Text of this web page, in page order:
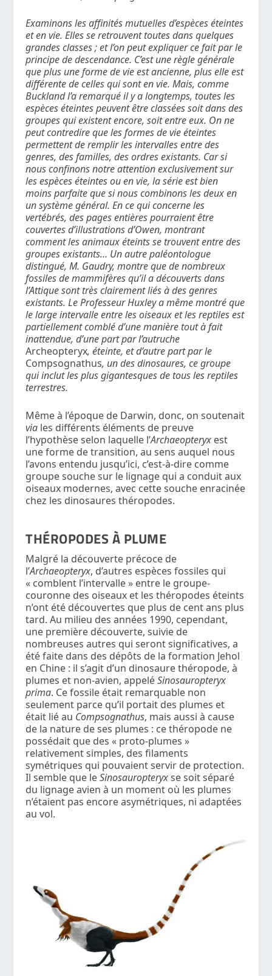
Examinons les affinités mutuelles d’espèces éteintes
et en vie. Elles se retrouvent toutes dans quelques
grandes classes ; et l’on peut expliquer ce fait par le
principe de descendance. C’est une règle générale
que plus une forme de vie est ancienne, plus elle est
différente de celles qui sont en vie. Mais, comme
Buckland l’a remarqué il y a longtemps, toutes les
espèces éteintes peuvent être classées soit dans des
groupes qui existent encore, soit entre eux. On ne
peut contredire que les formes de vie éteintes
permettent de remplir les intervalles entre des
genres, des familles, des ordres existants. Car si
nous confinons notre attention exclusivement sur
les espèces éteintes ou en vie, la série est bien
moins parfaite que si nous combinons les deux en
un système général. En ce qui concerne les
vertébrés, des pages entières pourraient être
couvertes d’illustrations d’Owen, montrant
comment les animaux éteints se trouvent entre des
groupes existants… Un autre paléontologue
distingué, M. Gaudry, montre que de nombreux
fossiles de mammifères qu’il a découverts dans
l’Attique sont très clairement liés à des genres
existants. Le Professeur Huxley a même montré que
le large intervalle entre les oiseaux et les reptiles est
partiellement comblé d’une manière tout à fait
inattendue, d’une part par l’autruche
Archeopteryx, éteinte, et d’autre part par le
Compsognathus, un des dinosaures, ce groupe
qui inclut les plus gigantesques de tous les reptiles
terrestres.
Même à l’époque de Darwin, donc, on soutenait
via les différents éléments de preuve
l’hypothèse selon laquelle l’Archaeopteryx est
une forme de transition, au sens auquel nous
l’avons entendu jusqu’ici, c’est-à-dire comme
groupe souche sur le lignage qui a conduit aux
oiseaux modernes, avec cette souche enracinée
chez les dinosaures théropodes.
THÉROPODES À PLUME
Malgré la découverte précoce de
l’Archaeopteryx, d’autres espèces fossiles qui
« comblent l’intervalle » entre le groupe-
couronne des oiseaux et les théropodes éteints
n’ont été découvertes que plus de cent ans plus
tard. Au milieu des années 1990, cependant,
une première découverte, suivie de
nombreuses autres qui seront significatives, a
été faite dans des dépôts de la formation Jehol
en Chine : il s’agit d’un dinosaure théropode, à
plumes et non-avien, appeléSinosauropteryx
prima. Ce fossile était remarquable non
seulement parce qu’il portait des plumes et
était lié au Compsognathus, mais aussi à cause
de la nature de ses plumes : ce théropode ne
possédait que des « proto-plumes »
relativement simples, des filaments
symétriques qui pouvaient servir de protection.
Il semble que leSinosauropteryxse soit séparé
du lignage avien à un moment où les plumes
n’étaient pas encore asymétriques, ni adaptées
au vol.